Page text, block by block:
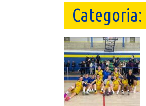
Categoria: